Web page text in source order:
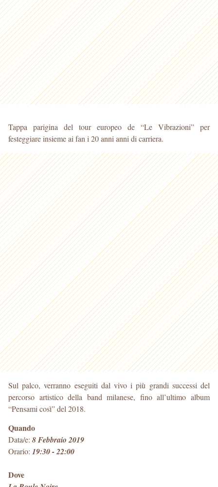
Tappa parigina del tour europeo de “Le Vibrazioni” per
festeggiare insieme ai fan i 20 anni anni di carriera.
Sul palco, verranno eseguiti dal vivo i più grandi successi del
percorso artistico della band milanese, fino all’ultimo album
“Pensami così” del 2018.
Quando
Data/e: 8 Febbraio 2019
Orario: 19:30 - 22:00
Dove